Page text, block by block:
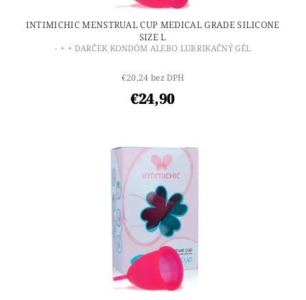
INTIMICHIC MENSTRUAL CUP MEDICAL GRADE SILICONE
SIZE L
- + + DARČEK KONDÓM ALEBO LUBRIKAČNÝ GÉL
€20,24 bez DPH
€24,90